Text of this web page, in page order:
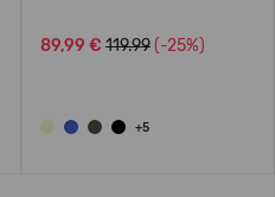
89,99 € 119.99 (-25%)
+5